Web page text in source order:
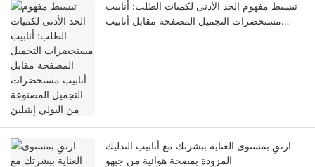
تبسيط مفهوم الحد الأدنى لكميات الطلب: أنابيب
مستحضرات التجميل المصفحة مقابل أنابيب
ارتقِ بمستوى العناية ببشرتك مع أنابيب التدليك
المزودة بمضخة هوائية من جيهو